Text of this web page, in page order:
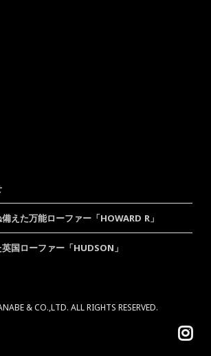
えた万能ローファー「HOWARD R」
国ローファー「HUDSON」
& CO.,LTD. ALL RIGHTS RESERVED.